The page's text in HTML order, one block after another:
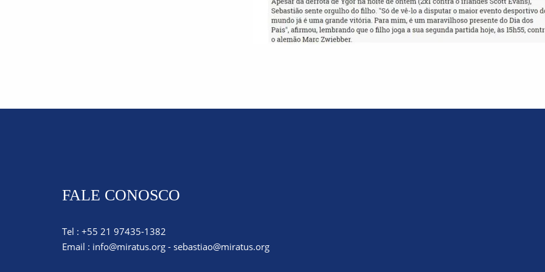
FALE CONOSCO
Tel : +55 21 97435-1382
Email : info@miratus.org - sebastiao@miratus.org